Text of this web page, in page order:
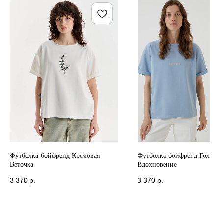
Футболка-бойфренд Кремовая
Веточка
3 370 р.
Футболка-бойфренд
Вдохновение
3 370 р.